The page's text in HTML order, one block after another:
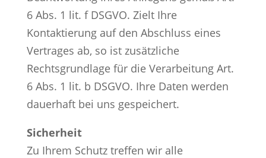
6 Abs. 1 lit. f DSGVO. Zielt Ihre
Kontaktierung auf den Abschluss eines
Vertrages ab, so ist zusätzliche
Rechtsgrundlage für die Verarbeitung Art.
6 Abs. 1 lit. b DSGVO. Ihre Daten werden
dauerhaft bei uns gespeichert.
Sicherheit
Zu Ihrem Schutz treffen wir alle